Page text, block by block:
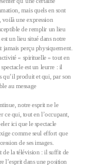
mais quels en sont
voilà une expression
de remplir un lieu
un lieu situé dans notre
jamais perçu physiquement.
« spirituelle » tout en
est un leurre : il
qu’il produit et qui, par son
au message
notre esprit ne le
ce qui, tout en l’occupant,
ici que le spectacle
comme seul effort que
de ses images.
de la télévision : il suffit de
l’esprit dans une position